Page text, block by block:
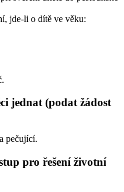
jde-li o dítě ve věku:
jednat (podat žádost
pečující.
pro řešení životní